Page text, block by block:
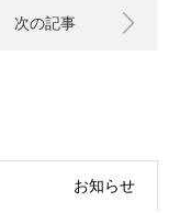
次の記事
お知らせ